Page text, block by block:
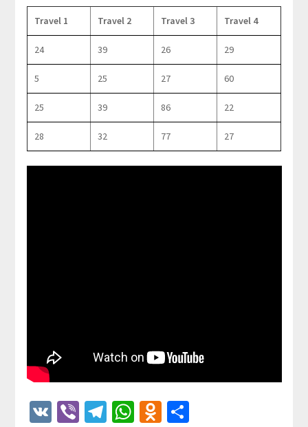
Travel 1 Travel 2 Travel 3 Travel 4
24 39 26 29
5 25 27 60
25 39 86 22
28 32 77 27
VKViberTelegram
WhatsApp
Odnoklassniki
Отправить